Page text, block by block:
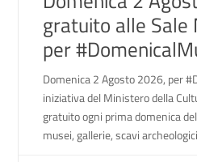
gratuito alle Sale
per
Domenica 2 Agosto 2026, per
iniziativa del Ministero della
gratuito ogni prima domenica
musei, gallerie, scavi